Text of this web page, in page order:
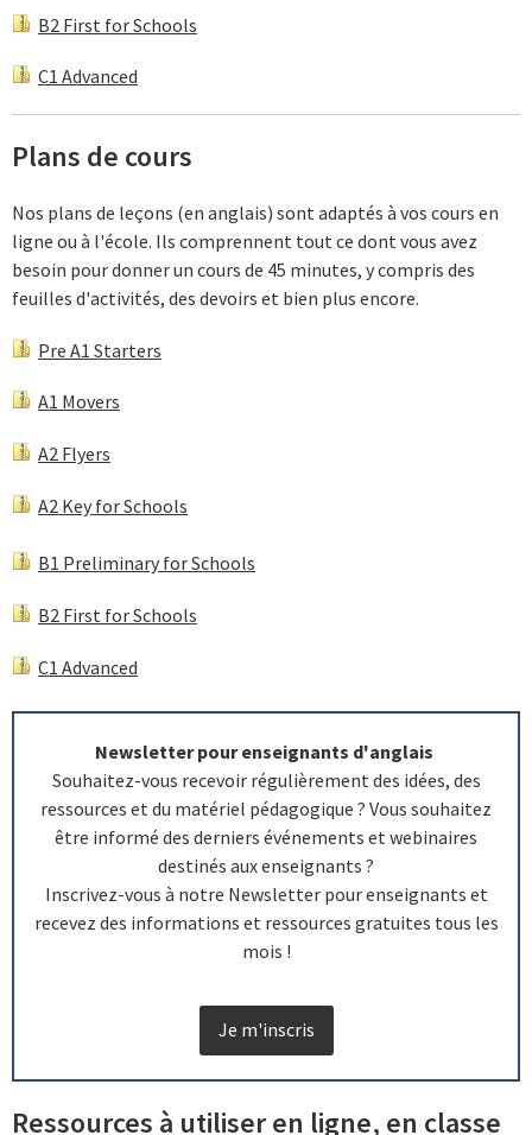
B2 First for Schools
C1 Advanced
Plans de cours
Nos plans de leçons (en anglais) sont adaptés à vos cours en
ligne ou à l'école. Ils comprennent tout ce dont vous avez
besoin pour donner un cours de 45 minutes, y compris des
feuilles d'activités, des devoirs et bien plus encore.
Pre A1 Starters
A1 Movers
A2 Flyers
A2 Key for Schools
B1 Preliminary for Schools
B2 First for Schools
C1 Advanced
Newsletter pour enseignants d'anglais
Souhaitez-vous recevoir régulièrement des idées, des
ressources et du matériel pédagogique ? Vous souhaitez
être informé des derniers événements et webinaires
destinés aux enseignants ?
Inscrivez-vous à notre Newsletter pour enseignants et
recevez des informations et ressources gratuites tous les
mois !
Je m'inscris
Ressources à utiliser en ligne, en classe